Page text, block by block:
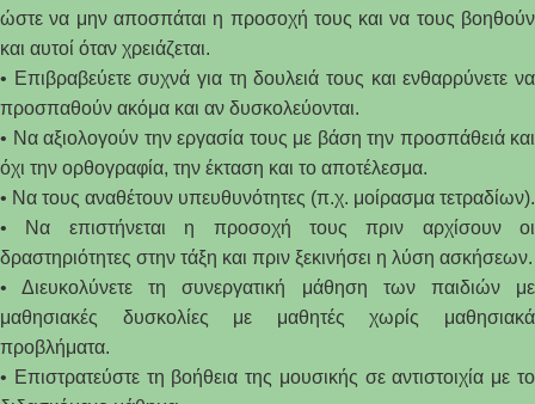
ώστε να μην αποσπάται η προσοχή τους και να τους βοηθούν
και αυτοί όταν χρειάζεται.
• Επιβραβεύετε συχνά για τη δουλειά τους και ενθαρρύνετε να
προσπαθούν ακόμα και αν δυσκολεύονται.
• Να αξιολογούν την εργασία τους με βάση την προσπάθειά και
όχι την ορθογραφία, την έκταση και το αποτέλεσμα.
• Να τους αναθέτουν υπευθυνότητες (π.χ. μοίρασμα τετραδίων).
• Να επιστήνεται η προσοχή τους πριν αρχίσουν οι
δραστηριότητες στην τάξη και πριν ξεκινήσει η λύση ασκήσεων.
• Διευκολύνετε τη συνεργατική μάθηση των παιδιών με
μαθησιακές δυσκολίες με μαθητές χωρίς μαθησιακά
προβλήματα.
• Επιστρατεύστε τη βοήθεια της μουσικής σε αντιστοιχία με το